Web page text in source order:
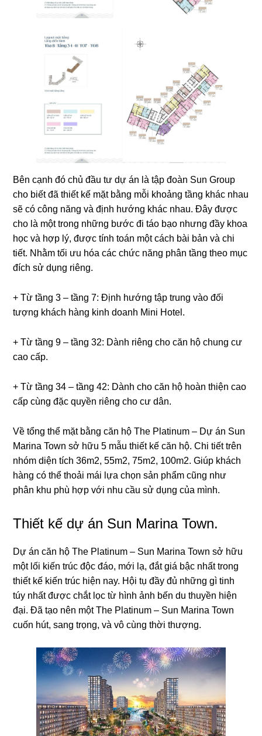
Bên cạnh đó chủ đầu tư dự án là tập đoàn Sun Group
cho biết đã thiết kế mặt bằng mỗi khoảng tầng khác nhau
sẽ có công năng và định hướng khác nhau. Đây được
cho là một trong những bước đi táo bạo nhưng đầy khoa
học và hợp lý, được tính toán một cách bài bản và chi
tiết. Nhằm tối ưu hóa các chức năng phân tầng theo mục
đích sử dụng riêng.
+ Từ tầng 3 – tầng 7: Định hướng tập trung vào đối
tượng khách hàng kinh doanh Mini Hotel.
+ Từ tầng 9 – tầng 32: Dành riêng cho căn hộ chung cư
cao cấp.
+ Từ tầng 34 – tầng 42: Dành cho căn hộ hoàn thiện cao
cấp cùng đặc quyền riêng cho cư dân.
Về tổng thể mặt bằng căn hộ The Platinum – Dự án Sun
Marina Town sở hữu 5 mẫu thiết kế căn hộ. Chi tiết trên
nhóm diện tích 36m2, 55m2, 75m2, 100m2. Giúp khách
hàng có thể thoải mái lựa chọn sản phẩm cũng như
phân khu phù hợp với nhu cầu sử dụng của mình.
Thiết kế dự án Sun Marina Town.
Dự án căn hộ The Platinum – Sun Marina Town sở hữu
một lối kiến trúc độc đáo, mới lạ, đắt giá bậc nhất trong
thiết kế kiến trúc hiện nay. Hội tụ đầy đủ những gì tinh
túy nhất được chắt lọc từ hình ảnh bến du thuyền hiện
đại. Đã tạo nên một The Platinum – Sun Marina Town
cuốn hút, sang trọng, và vô cùng thời thượng.